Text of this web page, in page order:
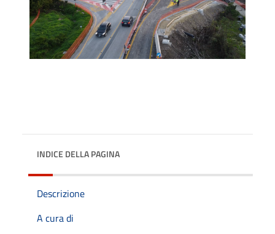
INDICE DELLA PAGINA
Descrizione
A cura di